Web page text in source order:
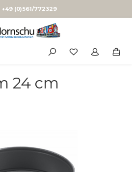
+49 (0)561/772329
24 cm